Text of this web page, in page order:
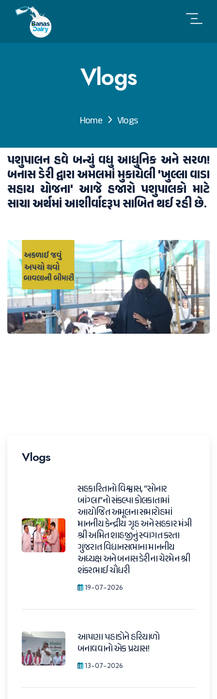
Vlogs
Home Vlogs
પશુપાલન હવે બન્યું વધુ આધુનિક અને સરળ!
બનાસ ડેરી દ્વારા અમલમાં મુકાયેલી 'ખુલ્લા વાડા
સહાય યોજના' આજે હજારો પશુપાલકો માટે
સાચા અર્થમાં આશીર્વાદરૂપ સાબિત થઈ રહી છે.
Vlogs
સહકારિતાનો વિશ્વાસ, “સોનાર
બાંગ્લા”નો સંકલ્પ। કોલકાતામાં
આયોજિત અમૂલના સમારોહમાં
માનનીય કેન્દ્રીય ગૃહ અને સહકાર મંત્રી
શ્રી અમિત શાહજીનું સ્વાગત કરતા
ગુજરાત વિધાનસભાના માનનીય
અધ્યક્ષ અને બનાસ ડેરીના ચેરમેન શ્રી
શંકરભાઈ ચૌધરી
19-07-2026
આપણા પહાડોને હરિયાળો
બનાવવાનો એક પ્રયાસ!
13-07-2026